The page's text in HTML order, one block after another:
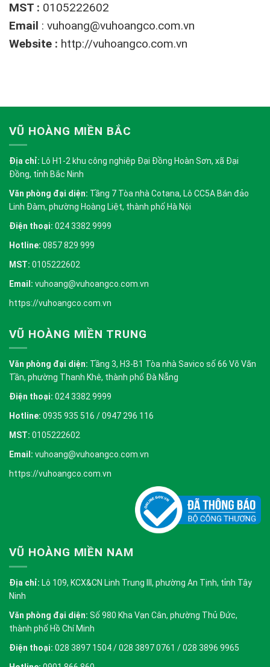
MST : 0105222602
Email : vuhoang@vuhoangco.com.vn
Website : http://vuhoangco.com.vn
VŨ HOÀNG MIỀN BẮC
Địa chỉ: Lô H1-2 khu công nghiệp Đại Đồng Hoàn Sơn, xã Đại
Đồng, tỉnh Bắc Ninh
Văn phòng đại diện: Tầng 7 Tòa nhà Cotana, Lô CC5A Bán đảo
Linh Đàm, phường Hoàng Liệt, thành phố Hà Nội
Điện thoại: 024 3382 9999
Hotline: 0857 829 999
MST: 0105222602
Email: vuhoang@vuhoangco.com.vn
https://vuhoangco.com.vn
VŨ HOÀNG MIỀN TRUNG
Văn phòng đại diện: Tầng 3, H3-B1 Tòa nhà Savico số 66 Võ Văn
Tần, phường Thanh Khê, thành phố Đà Nẵng
Điện thoại: 024 3382 9999
Hotline: 0935 935 516 / 0947 296 116
MST: 0105222602
Email: vuhoang@vuhoangco.com.vn
https://vuhoangco.com.vn
VŨ HOÀNG MIỀN NAM
Địa chỉ: Lô 109, KCX&CN Linh Trung III, phường An Tịnh, tỉnh Tây
Ninh
Văn phòng đại diện: Số 980 Kha Vạn Cân, phường Thủ Đức,
thành phố Hồ Chí Minh
Điện thoại: 028 3897 1504 / 028 3897 0761 / 028 3896 9965